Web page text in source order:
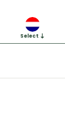
Select